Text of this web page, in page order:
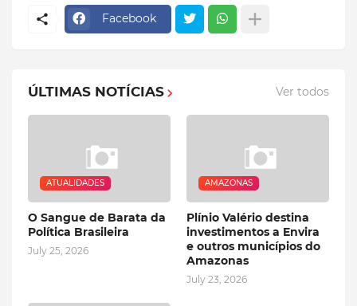
Facebook
ÚLTIMAS NOTÍCIAS Ver todos
ATUALIDADES
O Sangue de Barata da
Política Brasileira
July 25, 2026
AMAZONAS
Plínio Valério destina
investimentos a Envira
e outros municípios do
Amazonas
July 23, 2026